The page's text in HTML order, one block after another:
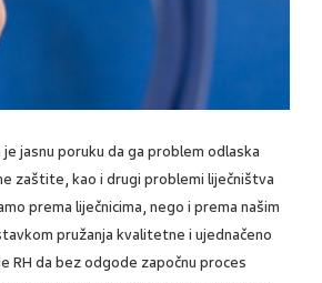
jasnu poruku da ga problem odlaska
zaštite, kao i drugi problemi liječništva
prema liječnicima, nego i prema našim
pružanja kvalitetne i ujednačeno
RH da bez odgode započnu proces